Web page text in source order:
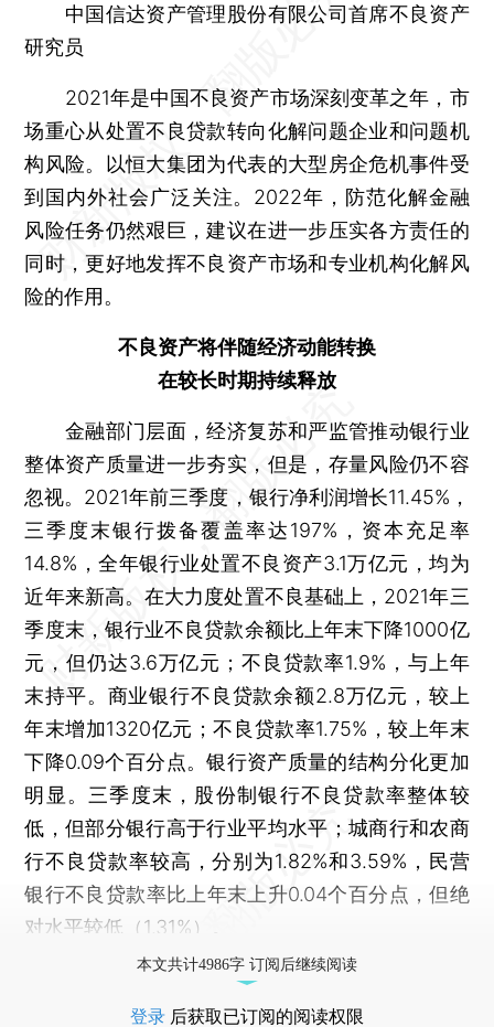
中国信达资产管理股份有限公司首席不良资产
研究员
2021年是中国不良资产市场深刻变革之年，市
场重心从处置不良贷款转向化解问题企业和问题机
构风险。以恒大集团为代表的大型房企危机事件受
到国内外社会广泛关注。2022年，防范化解金融
风险任务仍然艰巨，建议在进一步压实各方责任的
同时，更好地发挥不良资产市场和专业机构化解风
险的作用。
不良资产将伴随经济动能转换
在较长时期持续释放
金融部门层面，经济复苏和严监管推动银行业
整体资产质量进一步夯实，但是，存量风险仍不容
忽视。2021年前三季度，银行净利润增长11.45%，
三季度末银行拨备覆盖率达197%，资本充足率
14.8%，全年银行业处置不良资产3.1万亿元，均为
近年来新高。在大力度处置不良基础上，2021年三
季度末，银行业不良贷款余额比上年末下降1000亿
元，但仍达3.6万亿元；不良贷款率1.9%，与上年
末持平。商业银行不良贷款余额2.8万亿元，较上
年末增加1320亿元；不良贷款率1.75%，较上年末
下降0.09个百分点。银行资产质量的结构分化更加
明显。三季度末，股份制银行不良贷款率整体较
低，但部分银行高于行业平均水平；城商行和农商
行不良贷款率较高，分别为1.82%和3.59%，民营
银行不良贷款率比上年末上升0.04个百分点，但绝
对水平较低（1.31%）。
本文共计4986字 订阅后继续阅读
登录 后获取已订阅的阅读权限